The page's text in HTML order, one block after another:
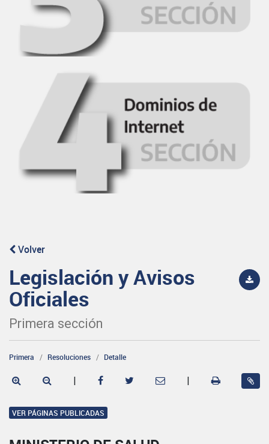
Volver
Legislación y Avisos
Oficiales
Primera sección
Primera Resoluciones Detalle
| |
VER PÁGINAS PUBLICADAS